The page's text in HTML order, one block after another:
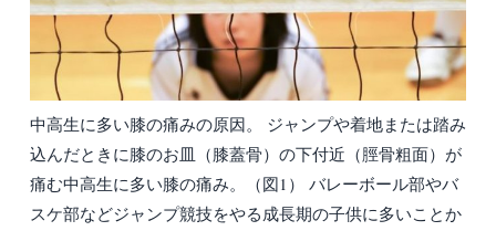
中高生に多い膝の痛みの原因。 ジャンプや着地または踏み
込んだときに膝のお皿（膝蓋骨）の下付近（脛骨粗面）が
痛む中高生に多い膝の痛み。（図1） バレーボール部やバ
スケ部などジャンプ競技をやる成長期の子供に多いことか